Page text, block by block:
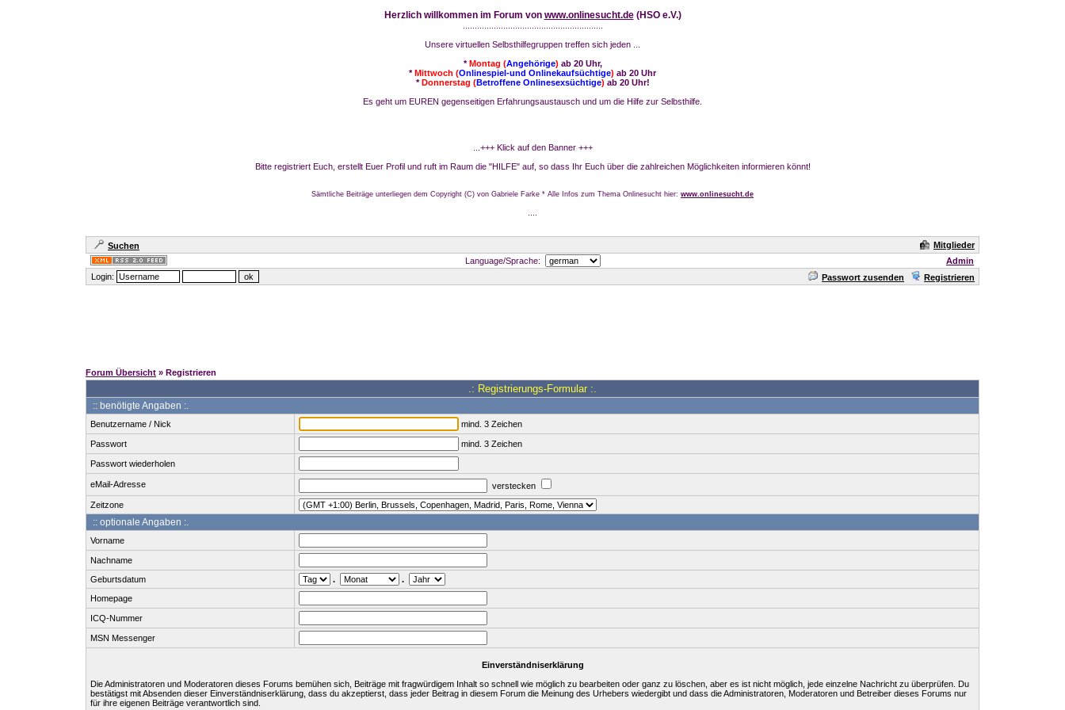
Herzlich willkommen im Forum von www.onlinesucht.de(HSO e.V.)
Unsere virtuellen Selbsthilfegruppen treffen sich jeden ...
*Montag (Angehörige) ab 20 Uhr,
*Mittwoch (Onlinespiel-und Onlinekaufsüchtige) ab 20 Uhr
*Donnerstag (Betroffene Onlinesexsüchtige) ab 20 Uhr!
Es geht um EUREN gegenseitigen Erfahrungsaustausch und um die Hilfe zur Selbsthilfe.
...+++ Klick auf den Banner +++
Bitte registriert Euch, erstellt Euer Profil und ruft im Raum die "HILFE" auf, so dass Ihr Euch über die zahlreichen Möglichkeiten informieren könnt!
Sämtliche Beiträge unterliegen dem Copyright (C) von Gabriele Farke * Alle Infos zum Thema Onlinesucht hier: www.onlinesucht.de
Suchen
Mitglieder
Language/Sprache:
Admin
Login:
Passwort zusenden Registrieren
Forum Übersicht » Registrieren
.: Registrierungs-Formular :.
:: benötigte Angaben :.
Benutzername / Nick mind. 3 Zeichen
Passwort mind. 3 Zeichen
Passwort wiederholen
eMail-Adresse
verstecken
Zeitzone
:: optionale Angaben :.
Vorname
Nachname
Geburtsdatum
.
.
Homepage
ICQ-Nummer
MSN Messenger
Einverständniserklärung
Die Administratoren und Moderatoren dieses Forums bemühen sich, Beiträge mit fragwürdigem Inhalt so schnell wie möglich zu bearbeiten oder ganz zu löschen, aber es ist nicht möglich, jede einzelne Nachricht zu überprüfen. Du
bestätigst mit Absenden dieser Einverständniserklärung, dass du akzeptierst, dass jeder Beitrag in diesem Forum die Meinung des Urhebers wiedergibt und dass die Administratoren, Moderatoren und Betreiber dieses Forums nur
für ihre eigenen Beiträge verantwortlich sind.